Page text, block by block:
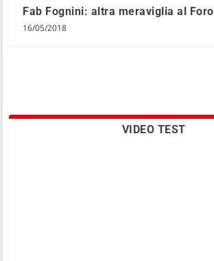
Fab Fognini: altra meraviglia al Foro
16/05/2018
VIDEO TEST